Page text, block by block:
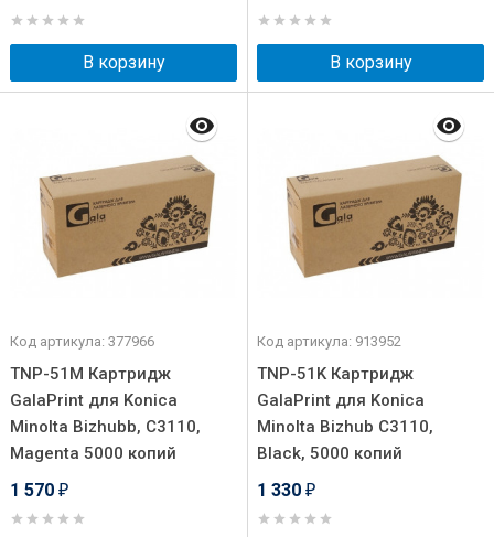
В корзину В корзину
Код артикула: 377966
TNP-51M Картридж
GalaPrint для Konica
Minolta Bizhubb, C3110,
Magenta 5000 копий
1 570 ₽
Код артикула: 913952
TNP-51K Картридж
GalaPrint для Konica
Minolta Bizhub C3110,
Black, 5000 копий
1 330 ₽